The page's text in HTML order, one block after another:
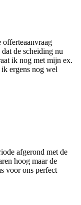
de scheiding nu
ik nog met mijn ex.
ergens nog wel
afgerond met de
hoog maar de
voor ons perfect